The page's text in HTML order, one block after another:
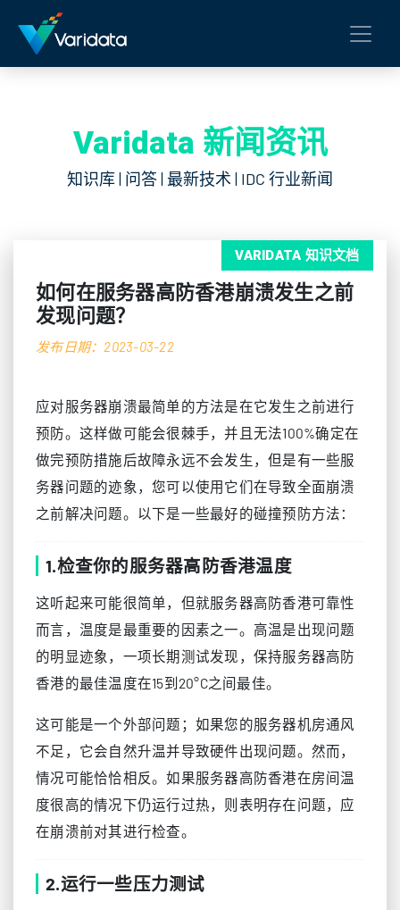
Varidata 新闻资讯
知识库 | 问答 | 最新技术 | IDC 行业新闻
VARIDATA 知识文档
如何在服务器高防香港崩溃发生之前
发现问题？
发布日期：2023-03-22
应对服务器崩溃最简单的方法是在它发生之前进行
预防。这样做可能会很棘手，并且无法100%确定在
做完预防措施后故障永远不会发生，但是有一些服
务器问题的迹象，您可以使用它们在导致全面崩溃
之前解决问题。以下是一些最好的碰撞预防方法：
1.检查你的服务器高防香港温度
这听起来可能很简单，但就服务器高防香港可靠性
而言，温度是最重要的因素之一。高温是出现问题
的明显迹象，一项长期测试发现，保持服务器高防
香港的最佳温度在15到20°C之间最佳。
这可能是一个外部问题；如果您的服务器机房通风
不足，它会自然升温并导致硬件出现问题。然而，
情况可能恰恰相反。如果服务器高防香港在房间温
度很高的情况下仍运行过热，则表明存在问题，应
在崩溃前对其进行检查。
2.运行一些压力测试